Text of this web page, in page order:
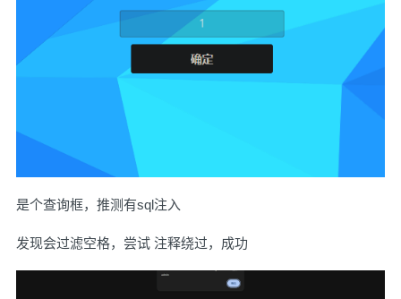
是个查询框，推测有sql注入
发现会过滤空格，尝试 注释绕过，成功